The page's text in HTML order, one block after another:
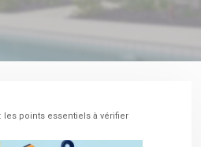
les points essentiels à vérifier